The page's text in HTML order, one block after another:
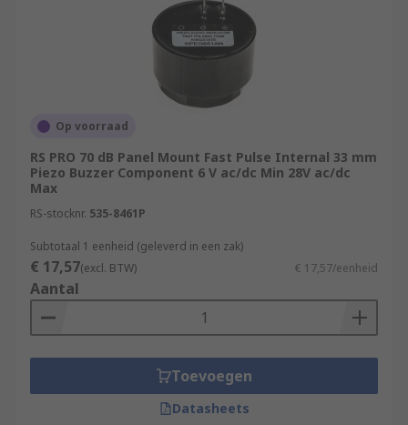
Op voorraad
RS PRO 70 dB Panel Mount Fast Pulse Internal 33 mm
Piezo Buzzer Component 6 V ac/dc Min 28V ac/dc
Max
RS-stocknr. 535-8461P
Subtotaal 1 eenheid (geleverd in een zak)
€ 17,57(excl. BTW) € 17,57/eenheid
Aantal
Toevoegen
Datasheets